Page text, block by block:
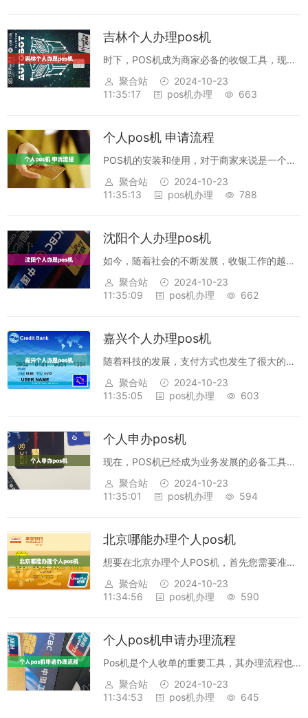
吉林个人办理pos机
时下，POS机成为商家必备的收银工具，现金
支付越来越少，大多数人都会选择刷卡支付，
而刷卡支付的费率也相对较低，是商家的优势
聚合站
2024-10-23
11:35:17
pos机办理 663
个人pos机 申请流程
POS机的安装和使用，对于商家来说是一个不
可或缺的工具，它可以帮助商家提高收银速
度，简化收银流程，提高销售效率。但是，在
聚合站
2024-10-23
11:35:13
pos机办理 788
沈阳个人办理pos机
如今，随着社会的不断发展，收银工作的越来
越复杂，为了提高工作效率，许多商店和企业
都开始使用pos机来办理收银工作。沈阳也不
聚合站
2024-10-23
11:35:09
pos机办理 662
嘉兴个人办理pos机
随着科技的发展，支付方式也发生了很大的变
化，更多的人开始使用POS机支付，而POS机
也成为商家必备的支付工具，这种支付方式可
聚合站
2024-10-23
11:35:05
pos机办理 603
个人申办pos机
现在，POS机已经成为业务发展的必备工具，
无论是大型企业还是小型企业，都在投入大量
资源来提升经营效率。但是，个人申办POS机
聚合站
2024-10-23
11:35:01
pos机办理 594
北京哪能办理个人pos机
想要在北京办理个人POS机，首先您需要准备
好相关资料：一张有效身份证，两张有效照
片，一张银行卡，工作证明或者社保证明，住
支...
聚合站
2024-10-23
11:34:56
pos机办理 590
个人pos机申请办理流程
Pos机是个人收单的重要工具，其办理流程也
相对复杂，为了更方便的办理，本文将详细介
绍个人Pos机申请办理流程。首先，申请者需
聚合站
2024-10-23
11:34:53
pos机办理 645